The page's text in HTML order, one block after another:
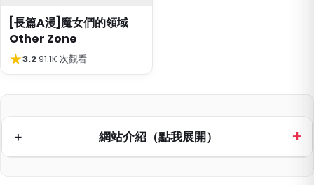
[長篇A漫]魔女們的領域
Other Zone
★3.2·91.1K 次觀看
網站介紹（點我展開）